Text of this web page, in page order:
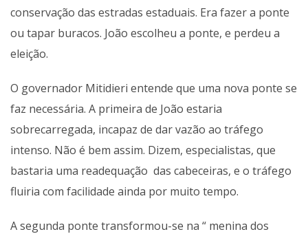
conservação das estradas estaduais. Era fazer a ponte
ou tapar buracos. João escolheu a ponte, e perdeu a
eleição.
O governador Mitidieri entende que uma nova ponte se
faz necessária. A primeira de João estaria
sobrecarregada, incapaz de dar vazão ao tráfego
intenso. Não é bem assim. Dizem, especialistas, que
bastaria uma readequação das cabeceiras, e o tráfego
fluiria com facilidade ainda por muito tempo.
A segunda ponte transformou-se na “ menina dos